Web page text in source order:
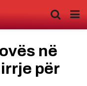
në
për